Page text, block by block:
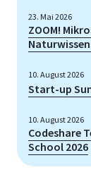
23. Mai 2026
ZOOM!
10. August 2026
Start-up
10. August 2026
Codeshare
School 2026